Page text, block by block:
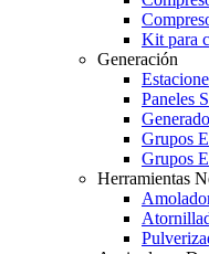
Kit para
Generación
Paneles
Grupos
Grupos
Herramientas